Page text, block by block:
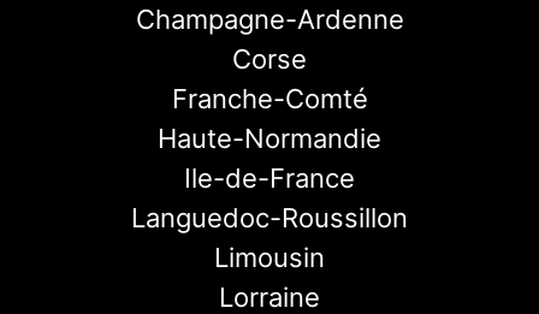
Champagne-Ardenne
Corse
Franche-Comté
Haute-Normandie
Ile-de-France
Languedoc-Roussillon
Limousin
Lorraine